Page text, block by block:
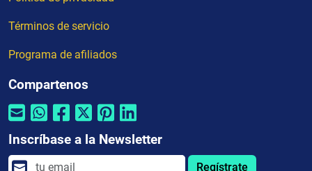
Términos de servicio
Programa de afiliados
Compartenos
Inscríbase a la Newsletter
Regístrate